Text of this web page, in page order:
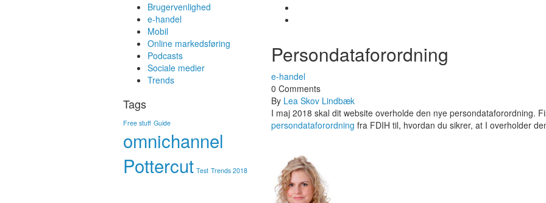
Persondataforordning
e-handel
0 Comments
By Lea Skov Lindbæk
I maj 2018 skal dit website overholde den nye persondataforordning.
persondataforordning fra FDIH til, hvordan du sikrer, at I overholder
Brugervenlighed
e-handel
Mobil
Online markedsføring
Podcasts
Sociale medier
Trends
Tags
Free stuff Guide
omnichannel
Pottercut Test Trends 2018